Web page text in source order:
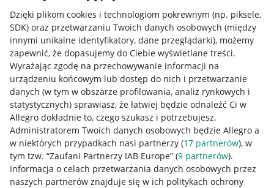
Dzięki plikom cookies i technologiom pokrewnym (np. piksele,
SDK) oraz przetwarzaniu Twoich danych osobowych (między
innymi unikalne identyfikatory, dane przeglądarki), możemy
zapewnić, że dopasujemy do Ciebie wyświetlane treści.
Wyrażając zgodę na przechowywanie informacji na
urządzeniu końcowym lub dostęp do nich i przetwarzanie
danych (w tym w obszarze profilowania, analiz rynkowych i
statystycznych) sprawiasz, że łatwiej będzie odnaleźć Ci w
Allegro dokładnie to, czego szukasz i potrzebujesz.
Administratorem Twoich danych osobowych będzie Allegro a
w niektórych przypadkach nasi partnerzy (17 partnerów), w
tym tzw. “Zaufani Partnerzy IAB Europe” (9 partnerów).
Informacja o celach przetwarzania danych osobowych przez
naszych partnerów znajduje się w ich politykach ochrony
Przydatne informacje